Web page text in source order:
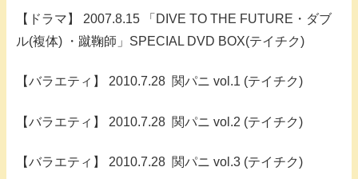
【ドラマ】 2007.8.15 「DIVE TO THE FUTURE・ダブ
ル(複体) ・蹴鞠師」SPECIAL DVD BOX(テイチク)
【バラエティ】 2010.7.28 関パニ vol.1 (テイチク)
【バラエティ】 2010.7.28 関パニ vol.2 (テイチク)
【バラエティ】 2010.7.28 関パニ vol.3 (テイチク)